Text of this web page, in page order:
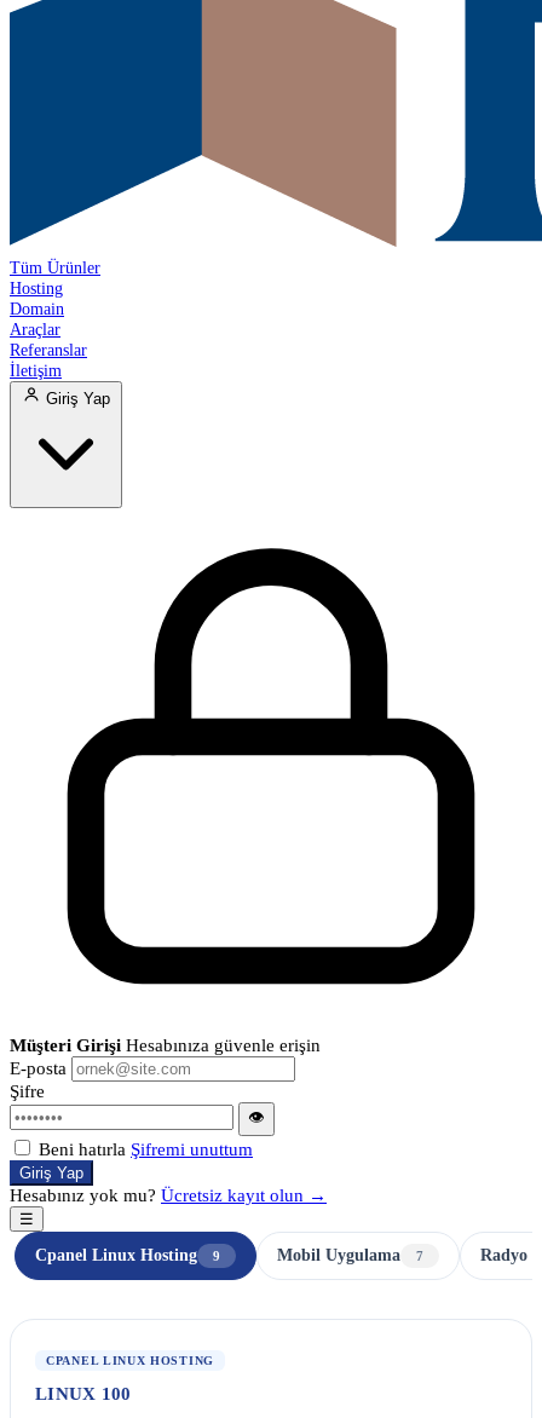
Tüm Ürünler
Hosting
Domain
Araçlar
Referanslar
İletişim
Giriş Yap
Müşteri Girişi Hesabınıza güvenle erişin
E-posta
Şifre
👁
Beni hatırla Şifremi unuttum
Giriş Yap
Hesabınız yok mu? Ücretsiz kayıt olun →
☰
Cpanel Linux Hosting
9 Mobil Uygulama 7 Radyo
CPANEL LINUX HOSTING
LINUX 100